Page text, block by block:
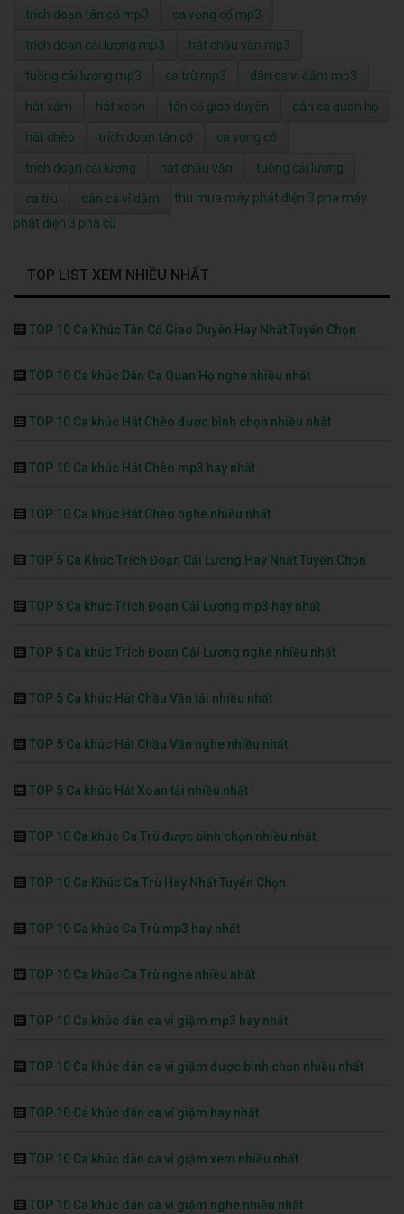
trích đoạn tân cổ mp3 ca vọng cổ mp3
trích đoạn cải lương mp3 hát chầu văn mp3
tuồng cải lương mp3 ca trù mp3 dân ca ví dặm mp3
hát xẩm hát xoan tân cổ giao duyên dân ca quan họ
hát chèo trích đoạn tân cổ ca vọng cổ
trích đoạn cải lương hát chầu văn tuồng cải lương
ca trù dân ca ví dặm thu mua máy phát điện 3 pha máy
phát điện 3 pha cũ
TOP LIST XEM NHIỀU NHẤT
TOP 10 Ca Khúc Tân Cổ Giao Duyên Hay Nhất Tuyển Chọn
TOP 10 Ca khúc Dân Ca Quan Họ nghe nhiều nhất
TOP 10 Ca khúc Hát Chèo được bình chọn nhiều nhất
TOP 10 Ca khúc Hát Chèo mp3 hay nhất
TOP 10 Ca khúc Hát Chèo nghe nhiều nhất
TOP 5 Ca Khúc Trích Đoạn Cải Lương Hay Nhất Tuyển Chọn
TOP 5 Ca khúc Trích Đoạn Cải Lương mp3 hay nhất
TOP 5 Ca khúc Trích Đoạn Cải Lương nghe nhiều nhất
TOP 5 Ca khúc Hát Chầu Văn tải nhiều nhất
TOP 5 Ca khúc Hát Chầu Văn nghe nhiều nhất
TOP 5 Ca khúc Hát Xoan tải nhiều nhất
TOP 10 Ca khúc Ca Trù được bình chọn nhiều nhất
TOP 10 Ca Khúc Ca Trù Hay Nhất Tuyển Chọn
TOP 10 Ca khúc Ca Trù mp3 hay nhất
TOP 10 Ca khúc Ca Trù nghe nhiều nhất
TOP 10 Ca khúc dân ca ví giặm mp3 hay nhất
TOP 10 Ca khúc dân ca ví giặm được bình chọn nhiều nhất
TOP 10 Ca khúc dân ca ví giặm hay nhất
TOP 10 Ca khúc dân ca ví giặm xem nhiều nhất
TOP 10 Ca khúc dân ca ví giặm nghe nhiều nhất